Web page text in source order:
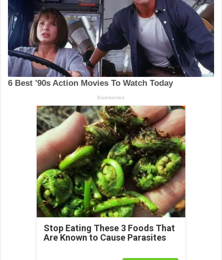
Stop Eating These 3 Foods That
Are Known to Cause Parasites